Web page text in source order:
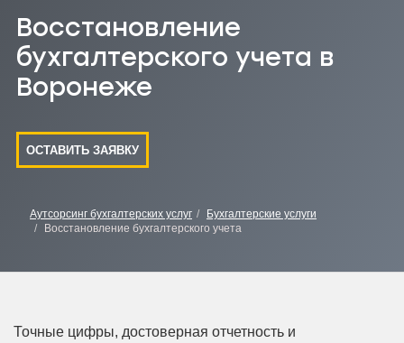
Восстановление
бухгалтерского учета в
Воронеже
ОСТАВИТЬ ЗАЯВКУ
Аутсорсинг бухгалтерских услуг
Бухгалтерские услуги
Восстановление бухгалтерского учета
Точные цифры, достоверная отчетность и